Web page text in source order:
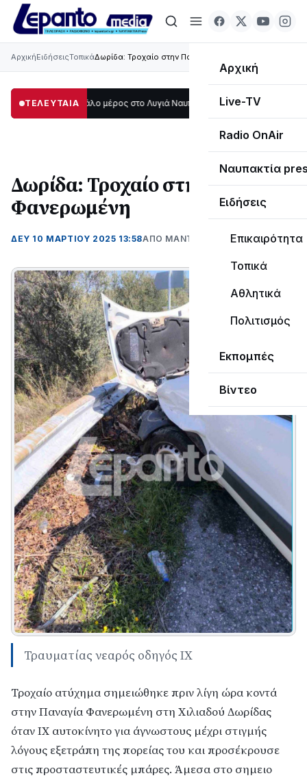
Αρχική
Live-TV
Radio OnAir
Ναυπακτία
Ειδήσεις
Επικαιρότητα
Τοπικά
Αθλητικά
Πολιτισμός
Εκπομπές
Βίντεο
ΑρχικήΕιδήσειςΤοπικάΔωρίδα: Τροχαίο στην Παναγία Φανερωμένη
ΤΕΛΕΥΤΑΙΑ
μεγάλο μέρος στο Λυγιά Ναυπάκτου12:08 Σε τροχιά υλοποίησης
Δωρίδα: Τροχαίο στην Παναγία
Φανερωμένη
ΔΕΥ 10 ΜΑΡΤΊΟΥ 2025 13:58ΑΠΌ ΜΑΝΤΩ ΚΑΠΕΝΤΖΩΝΗ
Τραυματίας νεαρός οδηγός ΙΧ
Τροχαίο ατύχημα σημειώθηκε πριν λίγη ώρα κοντά
στην Παναγία Φανερωμένη στη Χιλιαδού Δωρίδας
όταν ΙΧ αυτοκίνητο για άγνωστους μέχρι στιγμής
λόγους εξετράπη της πορείας του και προσέκρουσε
στις προσταστευτικές μπάρες. Άμεσα στο σημειο